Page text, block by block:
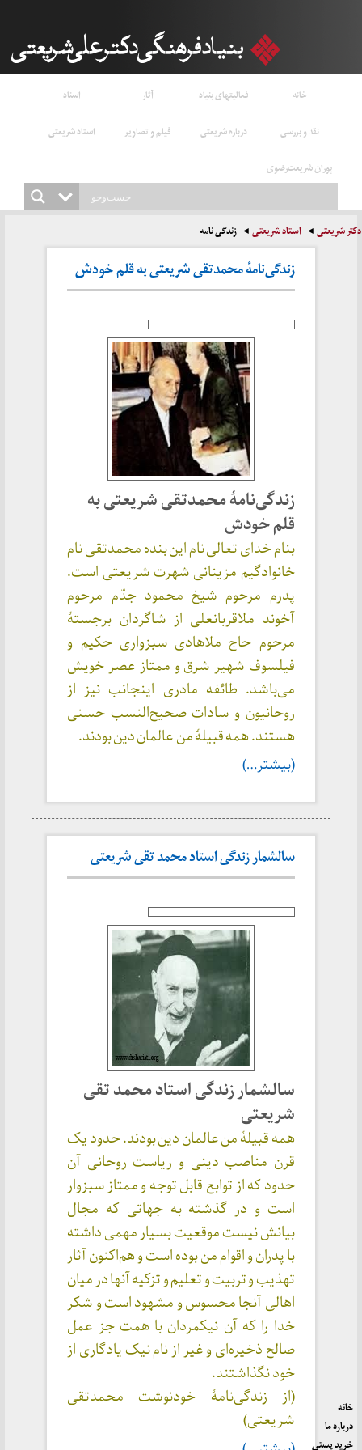
خانه فعالیتهای بنیاد آثار
اسناد
نقد و بررسی
درباره شریعتی فیلم و تصاویر
استاد شریعتی
پوران شریعت‌رضوی
دکتر شریعتی استاد شریعتی زندگی نامه
زندگی‌نامهٔ محمدتقی شریعتی به قلم خودش
زندگی‌نامهٔ محمدتقی شریعتی به
قلم خودش
بنام خدای تعالی نام این بنده محمدتقی نام
خانوادگیم مزینانی شهرت شریعتی است.
پدرم مرحوم شیخ محمود جدّم مرحوم
آخوند ملاقربانعلی از شاگردان برجستهٔ
مرحوم حاج ملاهادی سبزواری حکیم و
فیلسوف شهیر شرق و ممتاز عصر خویش
می‌باشد. طائفه مادری اینجانب نیز از
روحانیون و سادات صحیح‌النسب حسنی
هستند. همه قبیلهٔ من عالمان دین بودند.
(بیشتر…)
سالشمار زندگی استاد محمد تقی شریعتی
سالشمار زندگی استاد محمد تقی
شریعتی
همه قبیلهٔ من عالمان دین بودند. حدود یک
قرن مناصب دینی و ریاست روحانی آن
حدود که از توابع قابل توجه و ممتاز سبزوار
است و در گذشته به جهاتی که مجال
بیانش نیست موقعیت بسیار مهمی داشته
با پدران و اقوام من بوده است و هم‌اکنون آثار
تهذیب و تربیت و تعلیم و تزکیه آنها در میان
اهالی آنجا محسوس و مشهود است و شکر
خدا را که آن نیکمردان با همت جز عمل
صالح ذخیره‌ای و غیر از نام نیک یادگاری از
خود نگذاشتند.
(از زندگی‌نامهٔ خودنوشت محمدتقی
شریعتی)
خانه
درباره ما